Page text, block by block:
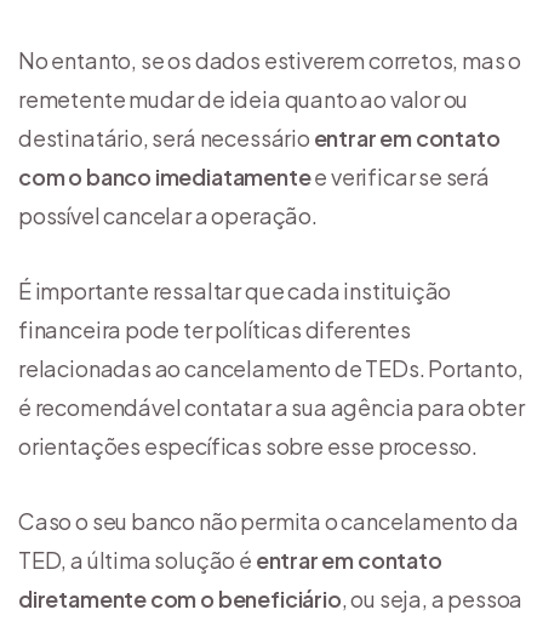
No entanto, se os dados estiverem corretos, mas o
remetente mudar de ideia quanto ao valor ou
destinatário, será necessário entrar em contato
com o banco imediatamentee verificar se será
possível cancelar a operação.
É importante ressaltar que cada instituição
financeira pode ter políticas diferentes
relacionadas ao cancelamento de TEDs. Portanto,
é recomendável contatar a sua agência para obter
orientações específicas sobre esse processo.
Caso o seu banco não permita o cancelamento da
TED, a última solução é entrar em contato
diretamente com o beneficiário, ou seja, a pessoa